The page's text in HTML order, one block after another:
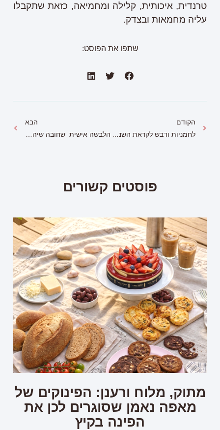
טרנדית, איכותית, קלילה ומחמיאה, כזאת שתקבלו
עליה מחמאות ובצדק.
שתפו את הפוסט:
הקודם
לחמניות ודבש לקראת השנה החדשה, גם בריא וגם שומרים על איכות הסביבה
הבא
הלבשה אישית שחובה שיהיה לך בארון !!!
פוסטים קשורים
מתוק, מלוח ורענן: הפינוקים של
מאפה נאמן שסוגרים לכן את
הפינה בקיץ